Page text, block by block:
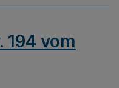
194 vom